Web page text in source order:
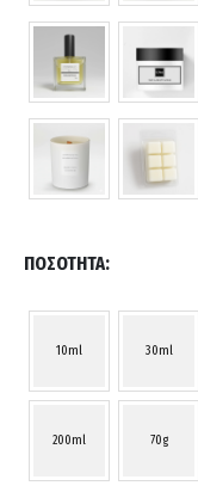
ΠΟΣΌΤΗΤΑ
10ml 30ml
200ml 70g